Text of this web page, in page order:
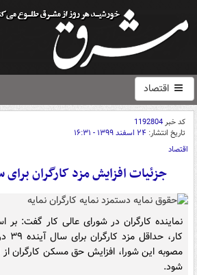
اقتصاد
کد خبر1192804
تاریخ انتشار: ۲۴ اسفند ۱۳۹۹ - ۱۶:۳۱
اقتصاد
جزئیات افزایش مزد کارگران برای سال ۱۴۰۰
نماینده کارگران در شورای عالی کار گفت:
شود.